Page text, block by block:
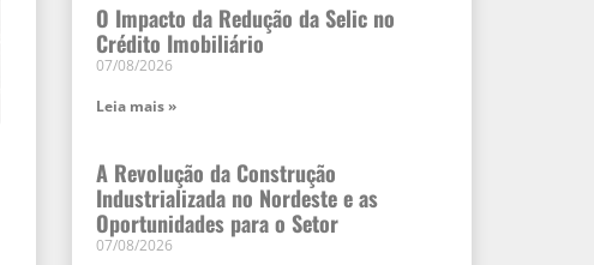
O Impacto da Redução da Selic no
Crédito Imobiliário
07/08/2026
Leia mais »
A Revolução da Construção
Industrializada no Nordeste e as
Oportunidades para o Setor
07/08/2026